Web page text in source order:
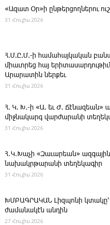
«Ազատ Օր»ի ընթերցողներու
31 Հուլիս 2026
Հ.Մ.Ը.Մ.-ի համահայկական
միաւորեց հայ
Արարատին ներքեւ
31 Հուլիս 2026
Հ. Կ. Խ.-ի «Ա. եւ Ժ. ­Ճէնազեան»
միջնակարգ վարժարանի
31 Հուլիս 2026
Հ․Կ․Խաչի «Զաւարեան»
նախակրթարանի տեղեկագիր
31 Հուլիս 2026
ԽՄԲԱԳՐԱԿԱՆ ­Լիզպոնի կտակը՝
ժամանակէն անդին
27 Հուլիս 2026